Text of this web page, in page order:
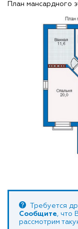
План мансардного
Требуется
Сообщите, что
рассмотрим